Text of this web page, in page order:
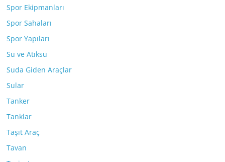
Spor Ekipmanları
Spor Sahaları
Spor Yapıları
Su ve Atıksu
Suda Giden Araçlar
Sular
Tanker
Tanklar
Taşıt Araç
Tavan